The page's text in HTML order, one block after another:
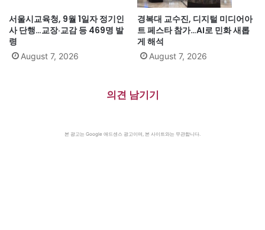
서울시교육청, 9월 1일자 정기인
사 단행…교장·교감 등 469명 발
령
August 7, 2026
경복대 교수진, 디지털 미디어아
트 페스타 참가…AI로 민화 새롭
게 해석
August 7, 2026
의견 남기기
본 광고는 Google 애드센스 광고이며, 본 사이트와는 무관합니다.